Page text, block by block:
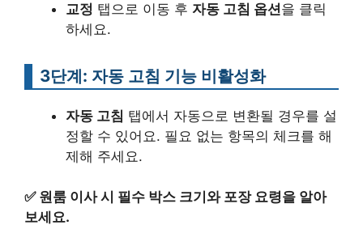
교정 탭으로 이동 후 자동 고침 옵션을 클릭
하세요.
3단계: 자동 고침 기능 비활성화
자동 고침 탭에서 자동으로 변환될 경우를 설
정할 수 있어요. 필요 없는 항목의 체크를 해
제해 주세요.
✅ 원룸 이사 시 필수 박스 크기와 포장 요령을 알아
보세요.